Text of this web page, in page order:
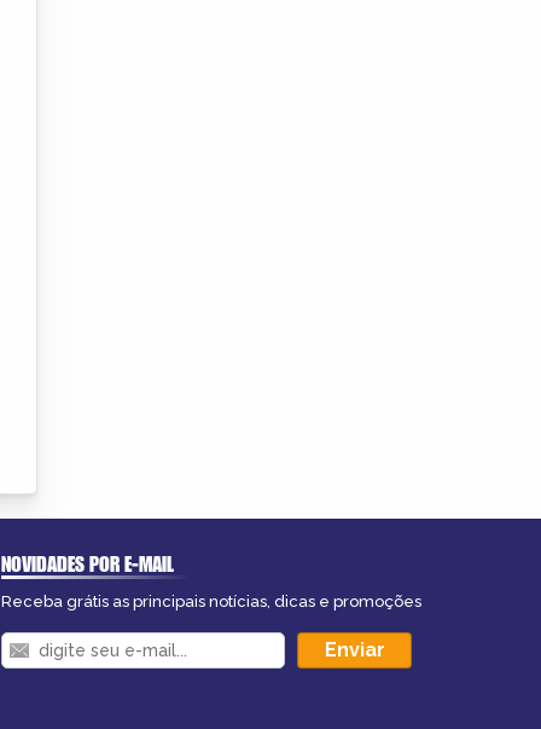
NOVIDADES POR E-MAIL
Receba grátis as principais notícias, dicas e promoções